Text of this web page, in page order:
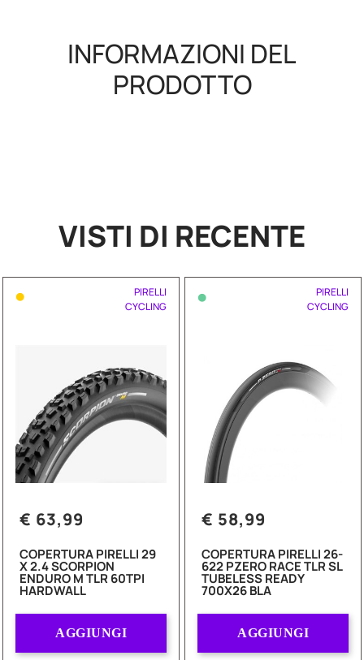
INFORMAZIONI DEL
PRODOTTO
VISTI DI RECENTE
•
PIRELLI
CYCLING
€ 63,99
COPERTURA PIRELLI 29
X 2.4 SCORPION
ENDURO M TLR 60TPI
HARDWALL
AGGIUNGI
•
PIRELLI
CYCLING
€ 58,99
COPERTURA PIRELLI 26-
622 PZERO RACE TLR SL
TUBELESS READY
700X26 BLA
AGGIUNGI